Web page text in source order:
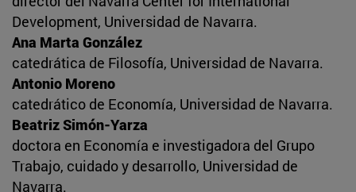
Development, Universidad de Navarra.
Ana Marta González
catedrática de Filosofía, Universidad de Navarra.
Antonio Moreno
catedrático de Economía, Universidad de Navarra.
Beatriz Simón-Yarza
doctora en Economía e investigadora del Grupo
Trabajo, cuidado y desarrollo, Universidad de
Navarra.